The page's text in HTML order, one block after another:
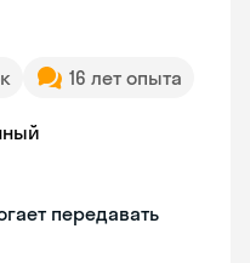
16 лет опыта
передавать